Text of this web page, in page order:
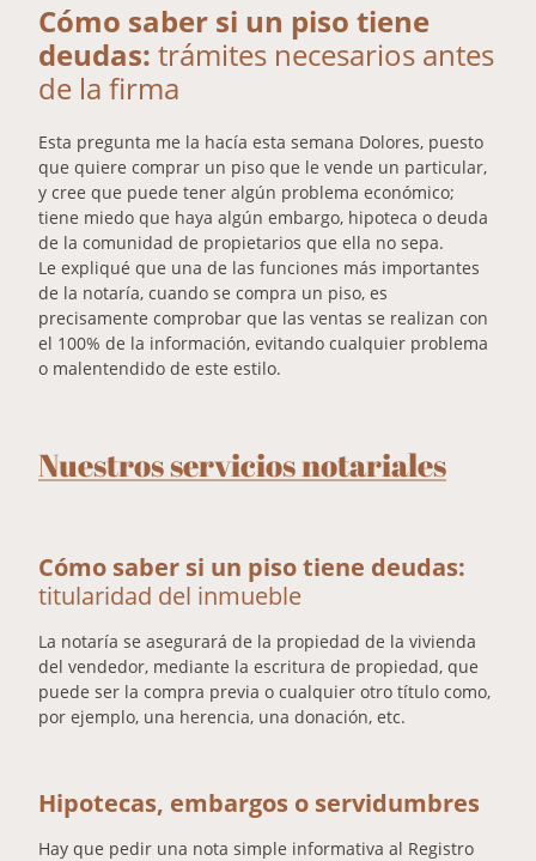
Cómo saber si un piso tiene
deudas: trámites necesarios antes
de la firma
Esta pregunta me la hacía esta semana Dolores, puesto
que quiere comprar un piso que le vende un particular,
y cree que puede tener algún problema económico;
tiene miedo que haya algún embargo, hipoteca o deuda
de la comunidad de propietarios que ella no sepa.
Le expliqué que una de las funciones más importantes
de la notaría, cuando se compra un piso, es
precisamente comprobar que las ventas se realizan con
el 100% de la información, evitando cualquier problema
o malentendido de este estilo.
Nuestros servicios notariales
Cómo saber si un piso tiene deudas:
titularidad del inmueble
La notaría se asegurará de la propiedad de la vivienda
del vendedor, mediante la escritura de propiedad, que
puede ser la compra previa o cualquier otro título como,
por ejemplo, una herencia, una donación, etc.
Hipotecas, embargos o servidumbres
Hay que pedir una nota simple informativa al Registro